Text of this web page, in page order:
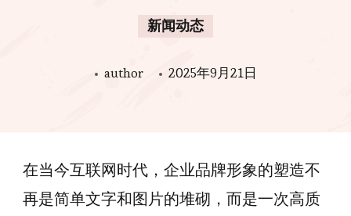
新闻动态
author 2025年9月21日
在当今互联网时代，企业品牌形象的塑造不
再是简单文字和图片的堆砌，而是一次高质